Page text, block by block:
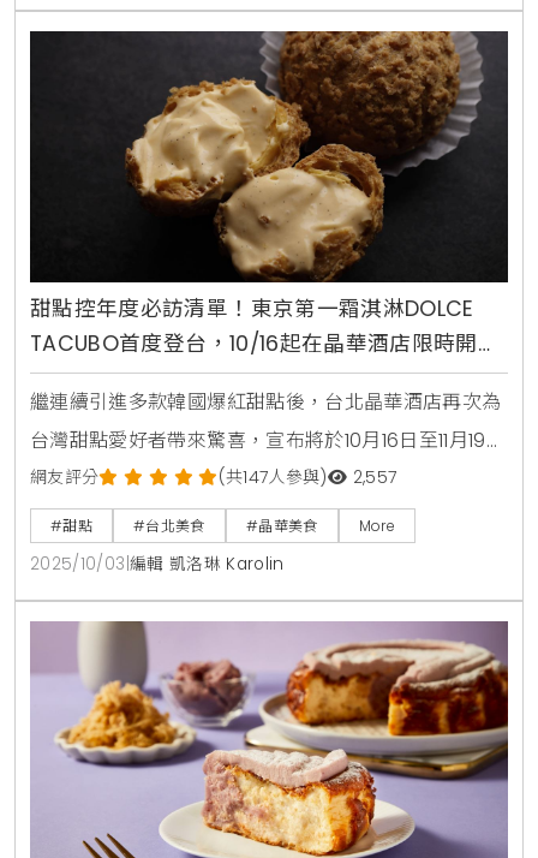
甜點控年度必訪清單！東京第一霜淇淋DOLCE
TACUBO首度登台，10/16起在晶華酒店限時開賣
焦糖布丁與可麗露
繼連續引進多款韓國爆紅甜點後，台北晶華酒店再次為
台灣甜點愛好者帶來驚喜，宣布將於10月16日至11月19日
期間，邀請來自東京代官山的超人氣排隊名店「DOLCE
TACUBO」來台客座，這也是該品牌首度登陸台灣，地
點就在晶華酒店一樓的Regent Gift Shop，饕客們無
需遠赴日本，就能品嚐到風靡東京貴婦圈的米其林級甜
點，感受最極致的味蕾饗宴。源自米其林一星的甜點
DNA「DOLCE TACUBO
網友評分 (共147人參與) 2,557
#甜點 #台北美食 #晶華美食 More
2025/10/03 編輯 凱洛琳 Karolin